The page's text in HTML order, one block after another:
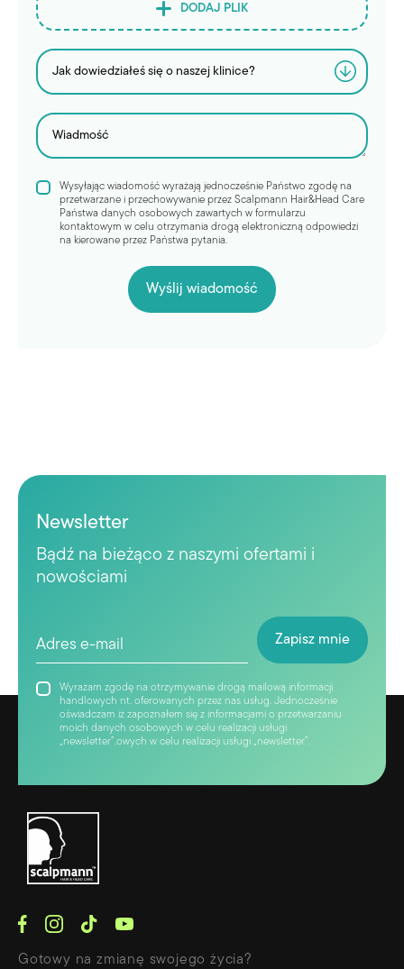
DODAJ PLIK
Wysyłając wiadomość wyrażają jednocześnie Państwo zgodę na
przetwarzane i przechowywanie przez Scalpmann Hair&Head Care
Państwa danych osobowych zawartych w formularzu
kontaktowym w celu otrzymania drogą elektroniczną odpowiedzi
na kierowane przez Państwa pytania.
Newsletter
Bądź na bieżąco z naszymi ofertami i
nowościami
Wyrażam zgodę na otrzymywanie drogą mailową informacji
handlowych nt. oferowanych przez nas usług. Jednocześnie
oświadczam iż zapoznałem się z informacjami o przetwarzaniu
moich danych osobowych w celu realizacji usługi
„newsletter”.owych w celu realizacji usługi „newsletter”.
Gotowy na zmianę swojego życia?